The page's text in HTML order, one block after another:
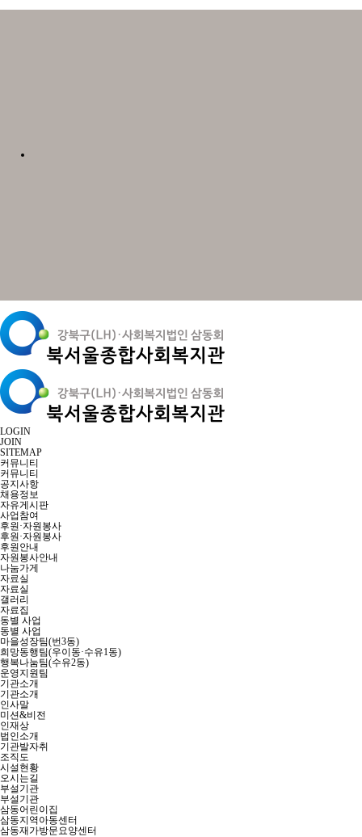
LOGIN
JOIN
SITEMAP
커뮤니티
커뮤니티
공지사항
채용정보
자유게시판
사업참여
후원·자원봉사
후원·자원봉사
후원안내
자원봉사안내
나눔가게
자료실
자료실
갤러리
자료집
동별 사업
동별 사업
마을성장팀(번3동)
희망동행팀(우이동·수유1동)
행복나눔팀(수유2동)
운영지원팀
기관소개
기관소개
인사말
미션&비전
인재상
법인소개
기관발자취
조직도
시설현황
오시는길
부설기관
부설기관
삼동어린이집
삼동지역아동센터
삼동재가방문요양센터